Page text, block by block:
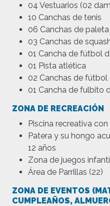
04 Vestuarios (02
10 Canchas de tenis
06 Canchas de
03 Canchas de
01 Cancha de fútbol
01 Pista atlética
02 Canchas de
01 Cancha de fulbito
ZONA DE RECREACIÓN
Piscina recreativa
Patera y su hongo
12 años
Zona de juegos
Área de Parrillas (22)
ZONA DE EVENTOS
CUMPLEAÑOS,